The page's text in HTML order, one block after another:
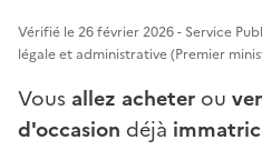
Vérifié le 26 février 2026 - Service
légale et administrative (Premier
Vous allez acheter ou
d'occasion déjà